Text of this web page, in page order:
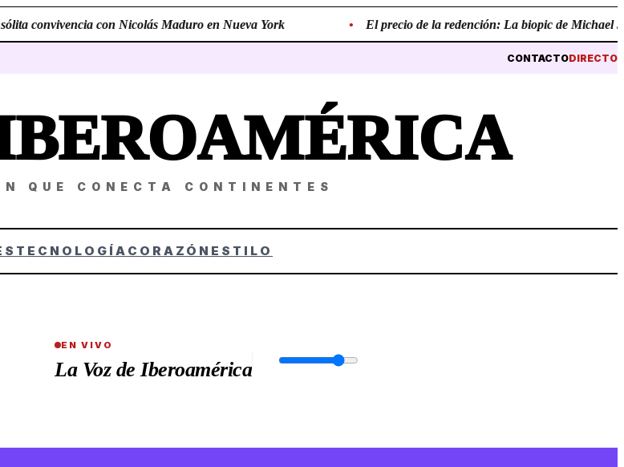
convivencia con Nicolás Maduro en Nueva York El precio de la redención: La biopic de Michael
CONTACTODIRECTO
QUE CONECTA CONTINENTES
TECNOLOGÍA CORAZÓN ESTILO
EN VIVO
La Voz de Iberoamérica